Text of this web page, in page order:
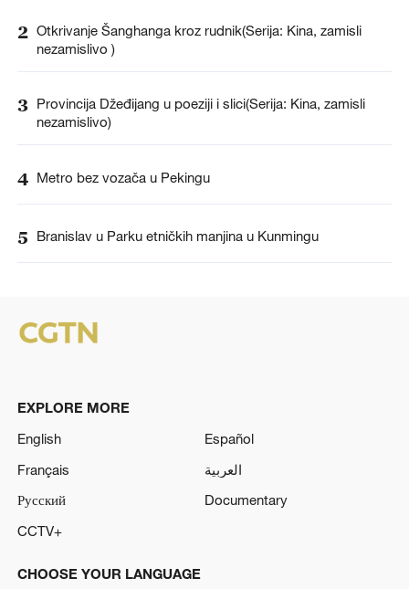
2 Otkrivanje Šanghanga kroz rudnik(Serija: Kina, zamisli
nezamislivo )
3 Provincija Džeđijang u poeziji i slici(Serija: Kina, zamisli
nezamislivo)
4 Metro bez vozača u Pekingu
5 Branislav u Parku etničkih manjina u Kunmingu
EXPLORE MORE
English
Español
Français
العربية
Русский
Documentary
CCTV+
CHOOSE YOUR LANGUAGE